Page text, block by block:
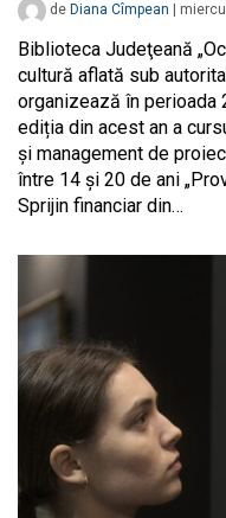
de Diana Cîmpean
Biblioteca Judeţeană
cultură aflată sub
organizează în perioada
ediția din acest an a
și management de
între 14 și 20 de ani
Sprijin financiar din…